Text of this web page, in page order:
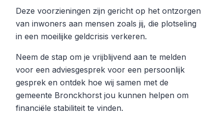
Deze voorzieningen zijn gericht op het ontzorgen
van inwoners aan mensen zoals jij, die plotseling
in een moeilijke geldcrisis verkeren.
Neem de stap om je vrijblijvend aan te melden
voor een adviesgesprek voor een persoonlijk
gesprek en ontdek hoe wij samen met de
gemeente Bronckhorst jou kunnen helpen om
financiële stabiliteit te vinden.